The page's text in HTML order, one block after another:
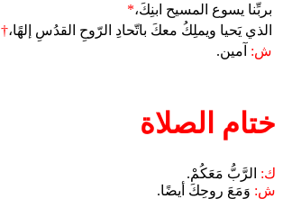
بربِّنا يسوع المسيح ابنِكَ،*
الذي يَحيا ويملِكُ معكَ باتّحادِ الرّوحِ القدُسِ إلهًا،†
ش: آمين.
ختام الصلاة
ك: الرَّبُّ مَعَكُمْ.
ش: وَمَعَ روحِكَ أيضًا.